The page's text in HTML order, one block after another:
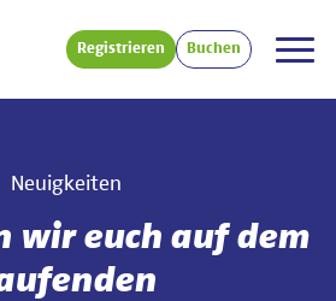
Registrieren Buchen
Neuigkeiten
wir euch auf dem